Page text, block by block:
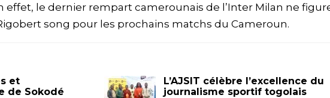
effet, le dernier rempart camerounais de l’Inter Milan ne
song pour les prochains matchs du Cameroun.
et
de Sokodé
L’AJSIT célèbre l’excellence du
journalisme sportif togolais